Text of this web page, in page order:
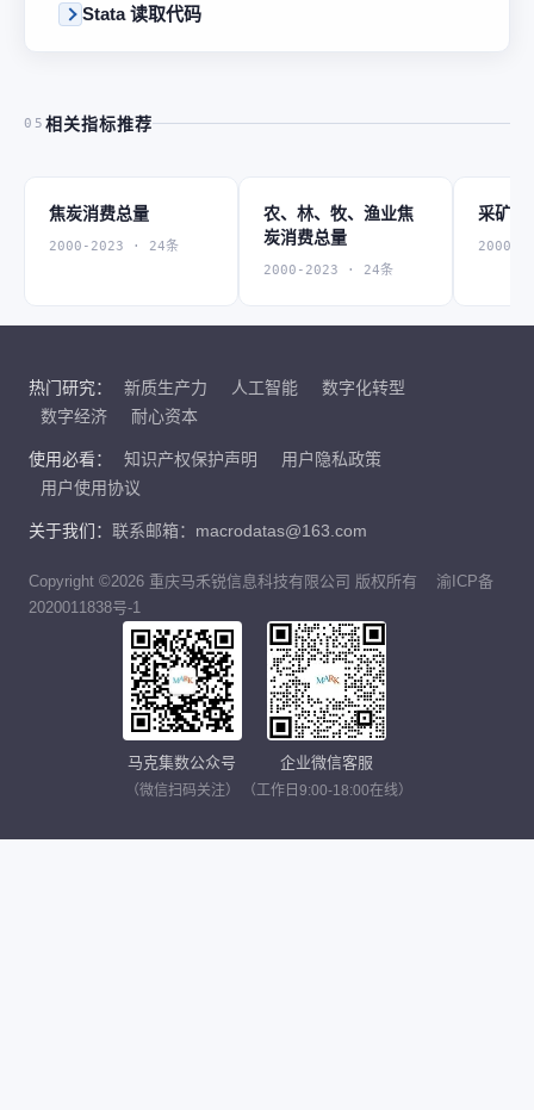
Stata 读取代码
05 相关指标推荐
焦炭消费总量
2000-2023 · 24条
农、林、牧、渔业焦
炭消费总量
2000-2023 · 24条
采矿业
2000-
热门研究： 新质生产力 人工智能
数字化转型
数字经济
耐心资本
使用必看： 知识产权保护声明
用户隐私政策
用户使用协议
关于我们： 联系邮箱：macrodatas@163.com
Copyright ©2026 重庆马禾锐信息科技有限公司 版权所有
渝ICP备
2020011838号-1
马克集数公众号
（微信扫码关注）
企业微信客服
（工作日9:00-18:00在线）